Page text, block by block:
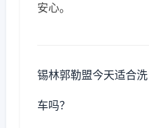
安心。
锡林郭勒盟今天适合洗
车吗？